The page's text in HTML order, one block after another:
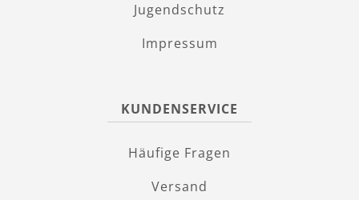
Jugendschutz
Impressum
KUNDENSERVICE
Häufige Fragen
Versand